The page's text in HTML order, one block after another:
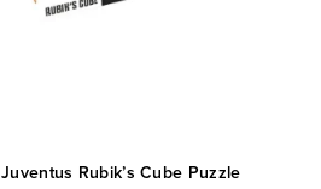
Juventus Rubik’s Cube Puzzle